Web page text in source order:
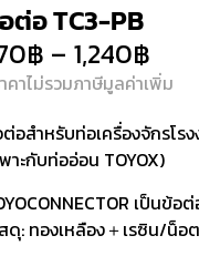
ต่อ TC3-PB
฿ – 1,240฿
คาไม่รวมภาษีมูลค่าเพิ่ม
อสำหรับท่อเครื่องจักรโร
าะกับท่ออ่อน TOYOX)
เป็นข้อ
ดุ: ทองเหลือง＋เรซิน/น็